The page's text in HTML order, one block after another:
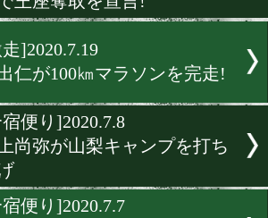
畑中建人が砂浜を走る!走
[ニュース]2020.7.23
A-SIGNがYouTubeライブ配
開スパー
[非公開練習]2020.7.22
決戦1ヶ月前! 中谷潤人は鰻